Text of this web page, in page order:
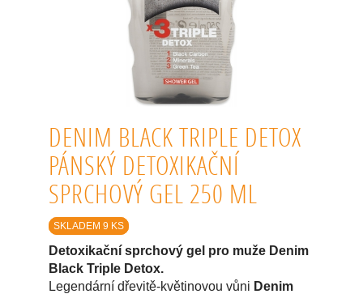
DENIM BLACK TRIPLE DETOX
PÁNSKÝ DETOXIKAČNÍ
SPRCHOVÝ GEL 250 ML
SKLADEM 9 KS
Detoxikační sprchový gel pro muže Denim
Black Triple Detox.
Legendární dřevitě-květinovou vůni Denim